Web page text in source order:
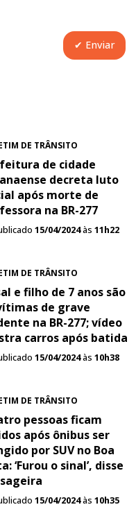
DE TRÂNSITO
de cidade
decreta luto
após morte de
na BR-277
15/04/2024às 11h22
DE TRÂNSITO
e filho de 7 anos são
de grave
na BR-277; vídeo
carros após batida
15/04/2024às 10h38
DE TRÂNSITO
pessoas ficam
após ônibus ser
por SUV no Boa
‘Furou o sinal’, disse
15/04/2024às 10h35